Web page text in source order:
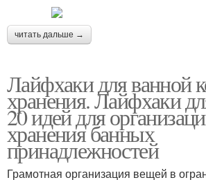
читать дальше →
Лайфхаки для ванной
хранения. Лайфхаки
20 идей для
хранения банных
принадлежностей
Грамотная организация вещей в